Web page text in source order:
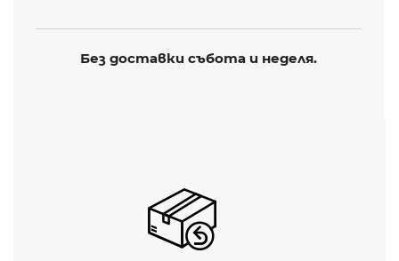
Без доставки събота и неделя.